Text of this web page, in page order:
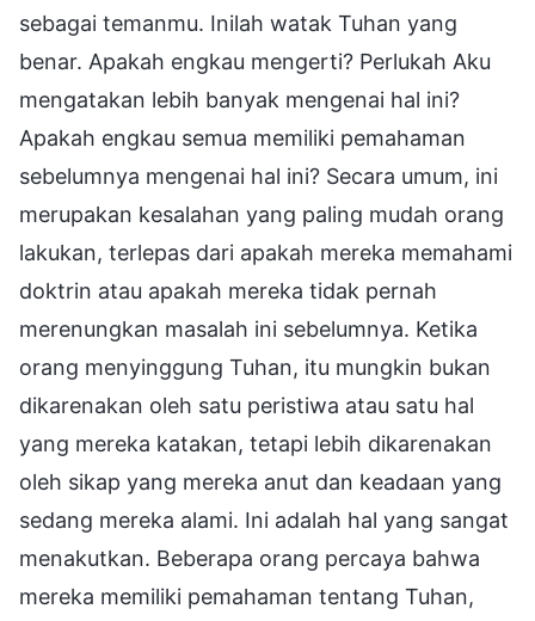
sebagai temanmu. Inilah watak Tuhan yang
benar. Apakah engkau mengerti? Perlukah Aku
mengatakan lebih banyak mengenai hal ini?
Apakah engkau semua memiliki pemahaman
sebelumnya mengenai hal ini? Secara umum, ini
merupakan kesalahan yang paling mudah orang
lakukan, terlepas dari apakah mereka memahami
doktrin atau apakah mereka tidak pernah
merenungkan masalah ini sebelumnya. Ketika
orang menyinggung Tuhan, itu mungkin bukan
dikarenakan oleh satu peristiwa atau satu hal
yang mereka katakan, tetapi lebih dikarenakan
oleh sikap yang mereka anut dan keadaan yang
sedang mereka alami. Ini adalah hal yang sangat
menakutkan. Beberapa orang percaya bahwa
mereka memiliki pemahaman tentang Tuhan,